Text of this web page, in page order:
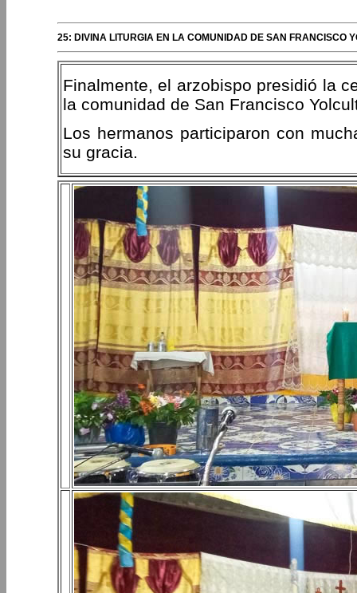
25: DIVINA LITURGIA EN LA COMUNIDAD DE SAN FRANCISCO
Finalmente, el arzobispo presidió la
la comunidad de San Francisco
Los hermanos participaron con
su gracia.